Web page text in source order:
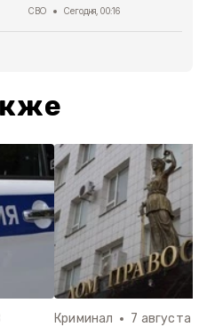
СВО Сегодня, 00:16
Криминал 7 августа ,